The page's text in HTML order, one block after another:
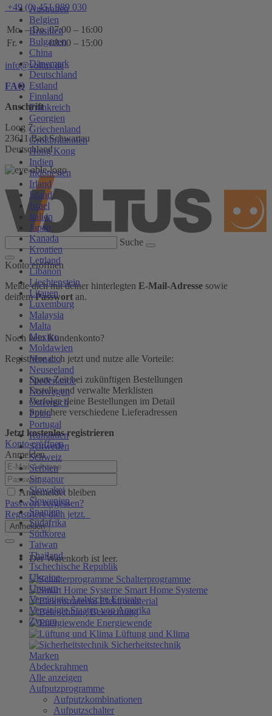
Australien
Belgien
Brasilien
Bulgarien
China
Dänemark
Deutschland
Estland
Finnland
Frankreich
Georgien
Griechenland
Großbritannien
Hong Kong
Indien
Indonesien
Irland
Island
Israel
Italien
Japan
Kanada
Kroatien
Lettland
Libanon
Liechtenstein
Litauen
Luxemburg
Malaysia
Malta
Mexiko
Moldawien
Monaco
Neuseeland
Niederlande
Norwegen
Österreich
Polen
Portugal
Rumänien
Schweden
Schweiz
Serbien
Singapur
Slowakei
Slowenien
Spanien
Südafrika
Südkorea
Taiwan
Thailand
Tschechische Republik
Ukraine
Ungarn
Vereinigte Arabische Emirate
Vereinigte Staaten von Amerika
Zypern
+49 (0) 451 989 030
Mo. – Do. 07:00 – 16:00
Fr.
08:00 – 15:00
info@voltus.de
FAQ
Anschrift
Loog 7
23611 Bad Schwartau
Deutschland
Suche
Konto eröffnen
Melde dich mit deiner hinterlegten E-Mail-Adresse sowie
deinemPasswort an.
Noch kein Kundenkonto?
Registriere dich jetzt und nutze alle Vorteile:
Spare Zeit bei zukünftigen Bestellungen
Erstelle und verwalte Merklisten
Verfolge deine Bestellungen im Detail
Speichere verschiedene Lieferadressen
Jetzt kostenlos registrieren
Konto eröffnen
Anmelden
Angemeldet bleiben
Passwort vergessen?
Registriere dich jetzt.
Anmelden
Der Warenkorb ist leer.
Schalterprogramme
Smart Home Systeme
Elektromaterial
Beleuchtung
Energiewende
Lüftung und Klima
Sicherheitstechnik
Marken
Abdeckrahmen
Alle anzeigen
Aufputzprogramme
Aufputzkombinationen
Aufputzschalter